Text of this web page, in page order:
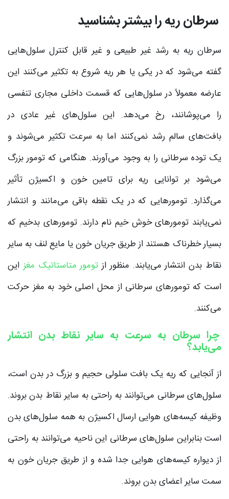
سرطان ریه را بیشتر بشناسید
سرطان ریه به رشد غیر طبیعی و غیر قابل کنترل سلول‌هایی
گفته می‌شود که در یکی یا هر ریه شروع به تکثیر می‌کنند این
عارضه معمولاً در سلول‌هایی که قسمت داخلی مجاری تنفسی
را می‌‌پوشانند، رخ می‌دهد. این سلول‌های غیر عادی در
بافت‌های سالم رشد نمی‌‌کنند اما به سرعت تکثیر می‌شوند و
یک توده سرطانی را به وجود می‌‌آورند. هنگامی‌ که تومور بزرگ
می‌شود بر توانایی ریه برای تامین خون و اکسیژن تأثیر
می‌‌گذارد. تومورهایی که در یک نقطه باقی می‌‌مانند و انتشار
نمی‌‌یابند تومورهای خوش خیم نام دارند. تومورهای بدخیم که
بسیار خطرناک هستند از طریق جریان خون یا مایع لنف به سایر
نقاط بدن انتشار می‌یابند. منظور از تومور متاستاتیک مغز این
است که تومورهای سرطانی از محل اصلی خود به مغز حرکت
می‌کنند.
چرا سرطان به سرعت به سایر نقاط بدن انتشار
می‌یابد؟
از آنجایی که ریه یک بافت سلولی حجیم و بزرگ در بدن است،
سلول‌های سرطانی می‌‌توانند به راحتی به سایر نقاط بدن بروند.
وظیفه کیسه‌های هوایی ارسال اکسیژن به همه سلول‌های بدن
است بنابراین سلول‌های سرطانی این ناحیه می‌توانند به راحتی
از دیواره کیسه‌های هوایی جدا شده و از طریق جریان خون به
سمت سایر اعضای بدن بروند.